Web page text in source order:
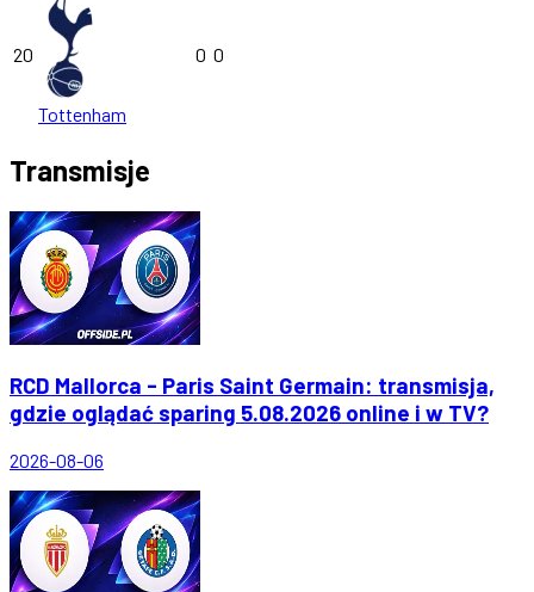
20
Tottenham
0 0
Transmisje
RCD Mallorca - Paris Saint Germain: transmisja,
gdzie oglądać sparing 5.08.2026 online i w TV?
2026-08-06